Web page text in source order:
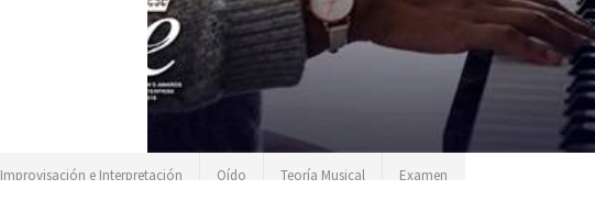
Improvisación e Interpretación Oído Teoría Musical Examen